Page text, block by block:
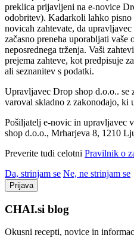
preklica prijavljeni na e-novice
odobritev). Kadarkoli lahko
novicah zahtevate, da
začasno preneha uporabljati vaše
neposrednega trženja. Vaši
prejema zahteve, kot predpisuje
ali seznanitev s podatki.
Upravljavec Drop shop d.o.o.. se
varoval skladno z zakonodajo, ki
Pošiljatelj e-novic in upravljavec
shop d.o.o., Mrharjeva 8, 1210
Preverite tudi celotni Pravilnik o
Da, strinjam se Ne, ne strinjam se
Prijava
CHAI.si blog
Okusni recepti, novice in